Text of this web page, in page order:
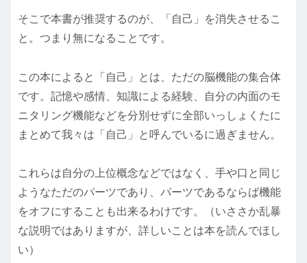
そこで本書が推奨するのが、「自己」を消失させるこ
と。つまり無になることです。
この本によると「自己」とは、ただの脳機能の集合体
です。記憶や感情、知識による経験、自分の内面のモ
ニタリング機能などを分別せずに全部いっしょくたに
まとめて我々は「自己」と呼んでいるに過ぎません。
これらは自分の上位概念などではなく、手や口と同じ
ようなただのパーツであり、パーツであるならば機能
をオフにすることも出来るわけです。（いささか乱暴
な説明ではありますが、詳しいことは本を読んでほし
い）